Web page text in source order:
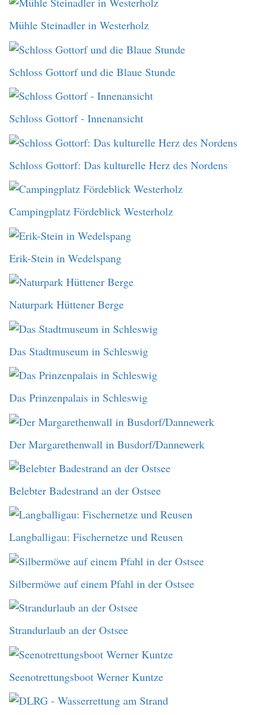
Mühle Steinadler in Westerholz
Schloss Gottorf und die Blaue Stunde
Schloss Gottorf - Innenansicht
Schloss Gottorf: Das kulturelle Herz des Nordens
Campingplatz Fördeblick Westerholz
Erik-Stein in Wedelspang
Naturpark Hüttener Berge
Das Stadtmuseum in Schleswig
Das Prinzenpalais in Schleswig
Der Margarethenwall in Busdorf/Dannewerk
Belebter Badestrand an der Ostsee
Langballigau: Fischernetze und Reusen
Silbermöwe auf einem Pfahl in der Ostsee
Strandurlaub an der Ostsee
Seenotrettungsboot Werner Kuntze